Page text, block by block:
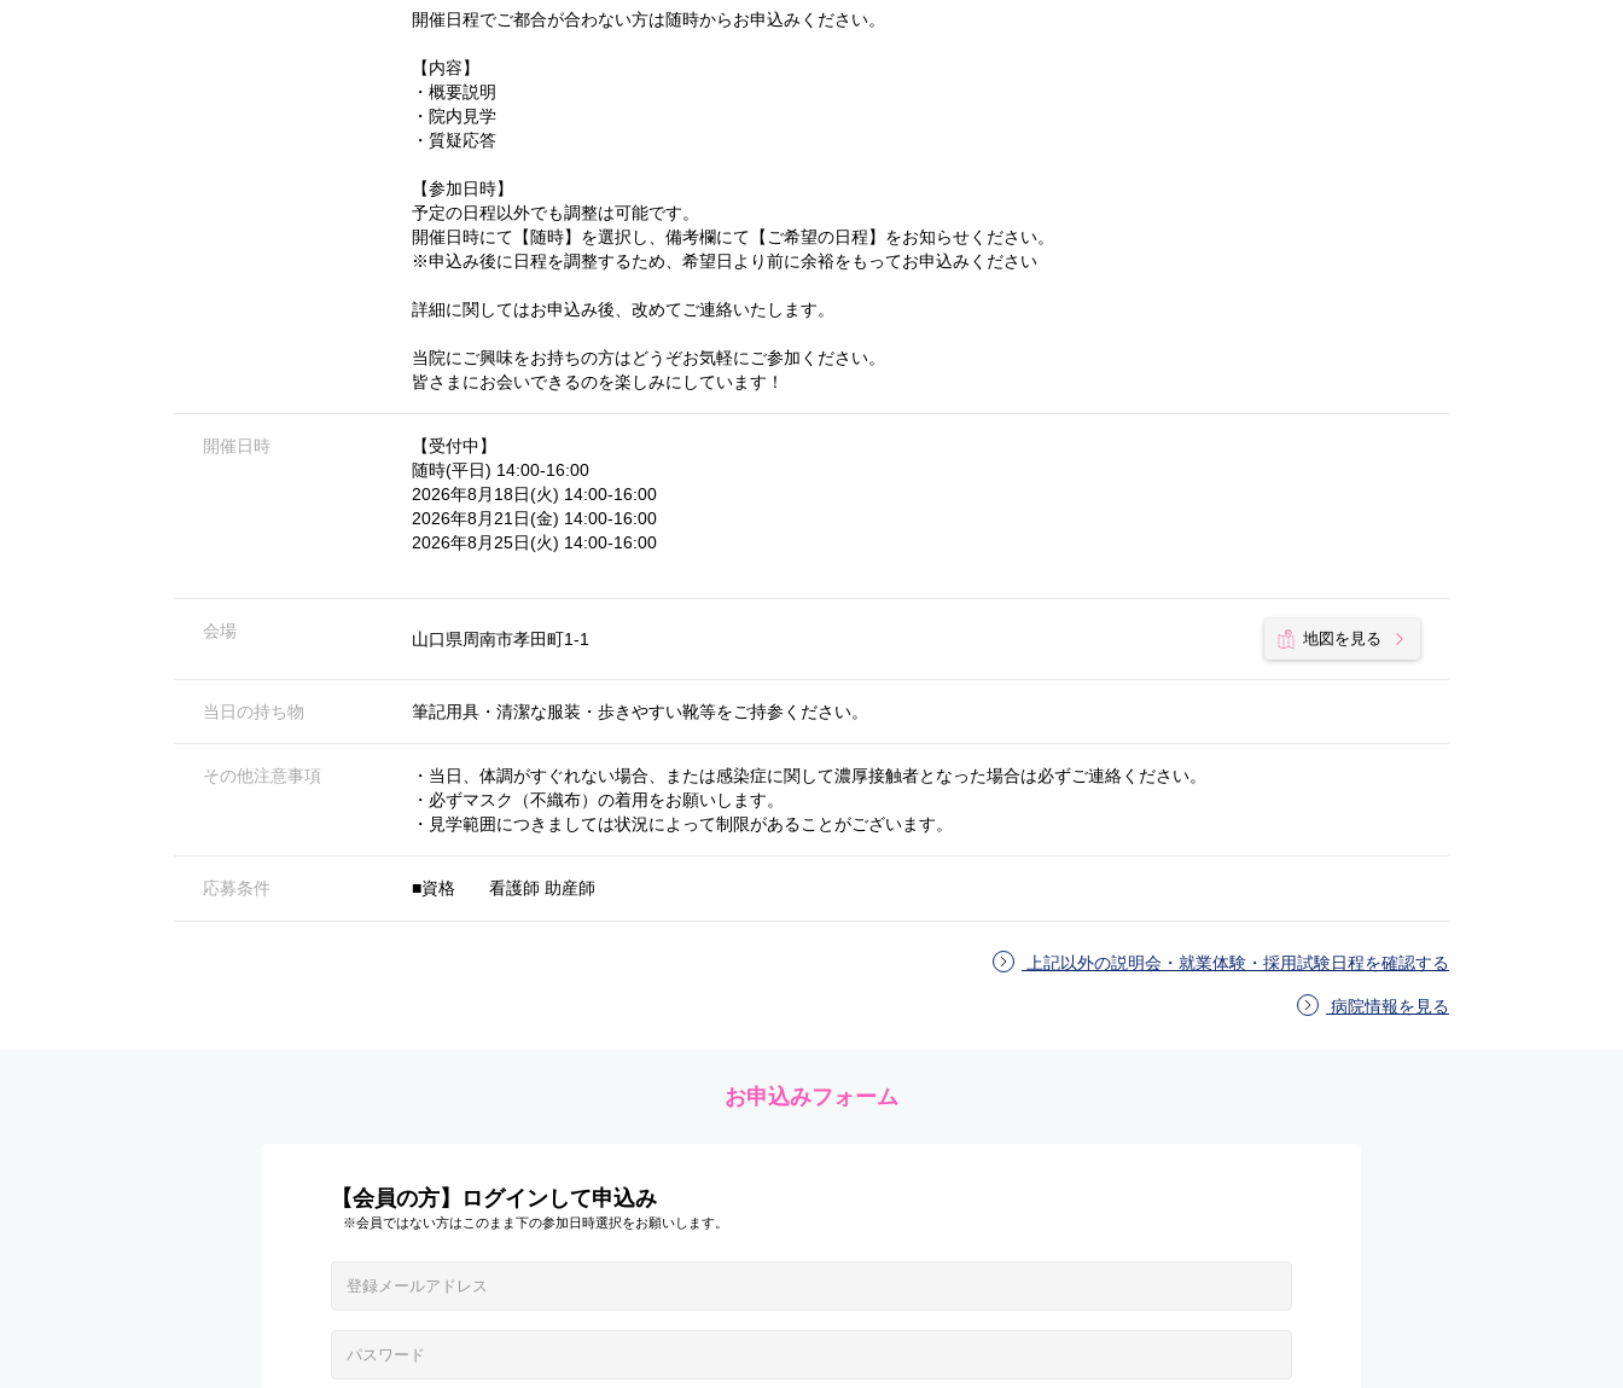
開催日程でご都合が合わない方は随時からお申込みください。
【内容】
・概要説明
・院内見学
・質疑応答
【参加日時】
予定の日程以外でも調整は可能です。
開催日時にて【随時】を選択し、備考欄にて【ご希望の日程】をお知らせください。
※申込み後に日程を調整するため、希望日より前に余裕をもってお申込みください
詳細に関してはお申込み後、改めてご連絡いたします。
当院にご興味をお持ちの方はどうぞお気軽にご参加ください。
皆さまにお会いできるのを楽しみにしています！
開催日時
【受付中】
随時(平日) 14:00-16:00
2026年8月18日(火) 14:00-16:00
2026年8月21日(金) 14:00-16:00
2026年8月25日(火) 14:00-16:00
会場 山口県周南市孝田町1-1 地図を見る
当日の持ち物 筆記用具・清潔な服装・歩きやすい靴等をご持参ください。
その他注意事項
・当日、体調がすぐれない場合、または感染症に関して濃厚接触者となった場合は必ずご連絡ください。
・必ずマスク（不織布）の着用をお願いします。
・見学範囲につきましては状況によって制限があることがございます。
応募条件 ■資格 看護師 助産師
上記以外の説明会・就業体験・採用試験日程を確認する
病院情報を見る
お申込みフォーム
【会員の方】ログインして申込み
※会員ではない方はこのまま下の参加日時選択をお願いします。